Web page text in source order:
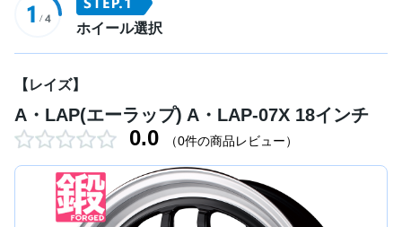
ホイール選択
【レイズ】
A・LAP(エーラップ) A・LAP-07X 18インチ
0.0 （0件の商品レビュー）